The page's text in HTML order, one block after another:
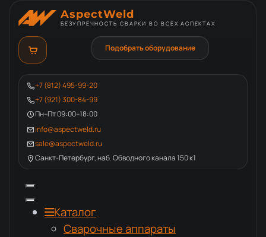
AspectWeld
БЕЗУПРЕЧНОСТЬ СВАРКИ ВО ВСЕХ АСПЕКТАХ
+7 (812) 495-99-20
+7 (921) 300-84-99
Пн–Пт 09:00–18:00
info@aspectweld.ru
sale@aspectweld.ru
Санкт-Петербург, наб. Обводного канала 150 к1
Подобрать оборудование
Каталог
Сварочные аппараты